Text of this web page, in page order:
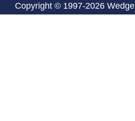
Copyright © 1997-2026